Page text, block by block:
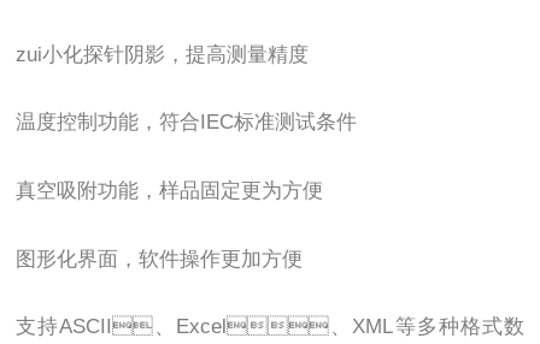
zui小化探针阴影，提高测量精度
温度控制功能，符合IEC标准测试条件
真空吸附功能，样品固定更为方便
图形化界面，软件操作更加方便
支持ASCII、Excel、XML等多种格式数